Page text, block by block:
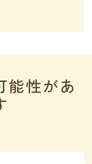
能性があ